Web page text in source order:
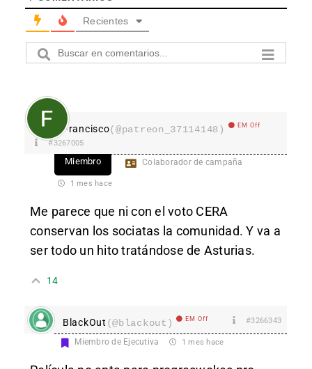
Recientes
Francisco(@patreon_37114148) EM Off
#3267005
Miembro Colaborador de campaña
1 mes hace
Me parece que ni con el voto CERA
conservan los sociatas la comunidad. Y va a
ser todo un hito tratándose de Asturias.
14
BlackOut (@blackout) EM Off #3266343
Miembro de Ejecutiva 1 mes hace